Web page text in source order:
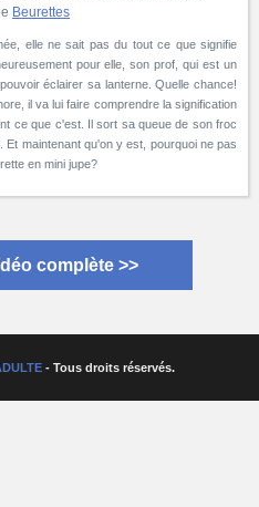
Beurettes
elle ne sait pas du tout ce que signifie
pour elle, son prof, qui est un
éclairer sa lanterne. Quelle chance!
il va lui faire comprendre la signification
ce que c'est. Il sort sa queue de son froc
maintenant qu'on y est, pourquoi ne pas
en mini jupe?
complète >>
- Tous droits réservés.